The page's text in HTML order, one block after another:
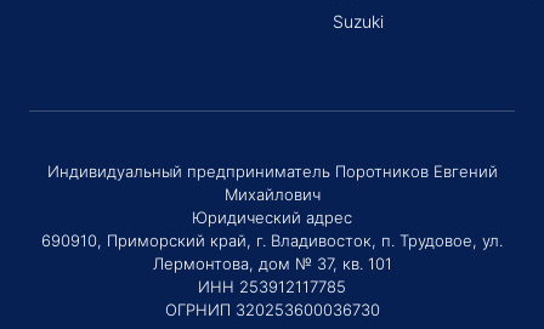
Suzuki
Индивидуальный предприниматель Поротников Евгений
Михайлович
Юридический адрес
690910, Приморский край, г. Владивосток, п. Трудовое, ул.
Лермонтова, дом № 37, кв. 101
ИНН 253912117785
ОГРНИП 320253600036730